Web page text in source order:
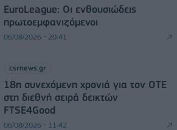
EuroLeague: Οι ενθουσιώδεις
πρωτοεμφανιζόμενοι
06/08/2026 - 20:41
csrnews.gr
18η συνεχόμενη χρονιά για τον ΟΤΕ
στη διεθνή σειρά δεικτών
FTSE4Good
06/08/2026 - 11:42